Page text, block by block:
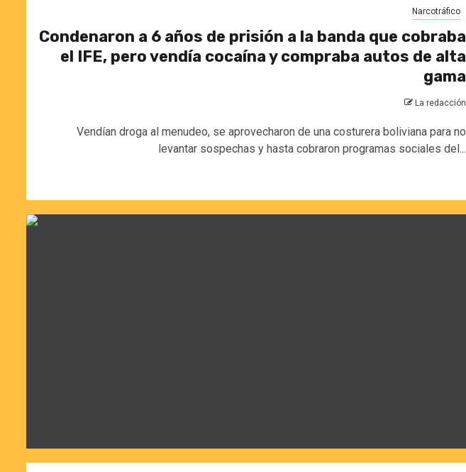
Narcotráfico
Condenaron a 6 años de prisión a la banda que cobraba
el IFE, pero vendía cocaína y compraba autos de alta
gama
La redacción
Vendían droga al menudeo, se aprovecharon de una costurera boliviana para no
levantar sospechas y hasta cobraron programas sociales del...